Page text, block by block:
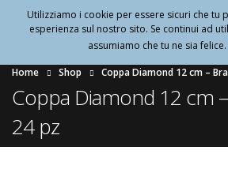
Home Shop Coppa Diamond 12 cm –
Coppa Diamond 12 cm
24 pz
Utilizziamo i cookie per essere sicuri che tu
esperienza sul nostro sito. Se continui ad
assumiamo che tu ne sia felice.